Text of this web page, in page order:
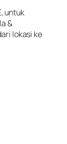
untuk
&
lokasi ke